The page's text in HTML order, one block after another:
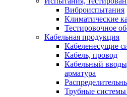
Виброиспытания
Климатические
Тестировочное
Кабельная продукция
Кабеленесущие
Кабель, провод
Кабельный
арматура
Трубные системы